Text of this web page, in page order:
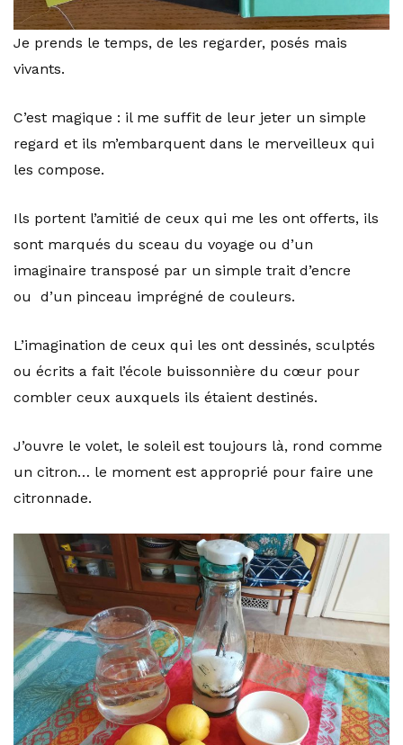
Je prends le temps, de les regarder, posés mais
vivants.
C’est magique : il me suffit de leur jeter un simple
regard et ils m’embarquent dans le merveilleux qui
les compose.
Ils portent l’amitié de ceux qui me les ont offerts, ils
sont marqués du sceau du voyage ou d’un
imaginaire transposé par un simple trait d’encre
ou d’un pinceau imprégné de couleurs.
L’imagination de ceux qui les ont dessinés, sculptés
ou écrits a fait l’école buissonnière du cœur pour
combler ceux auxquels ils étaient destinés.
J’ouvre le volet, le soleil est toujours là, rond comme
un citron… le moment est approprié pour faire une
citronnade.